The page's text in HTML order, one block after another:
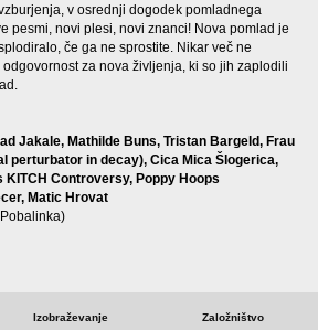
v osrednji dogodek pomladnega
pesmi, novi plesi, novi znanci! Nova pomlad je
če ga ne sprostite. Nikar več ne
za nova življenja, ki so jih zaplodili
Jakale, Mathilde Buns, Tristan Bargeld, Frau
perturbator in decay), Cica Mica Šlogerica,
Controversy, Poppy Hoops
Matic Hrovat
Izobraževanje Založništvo